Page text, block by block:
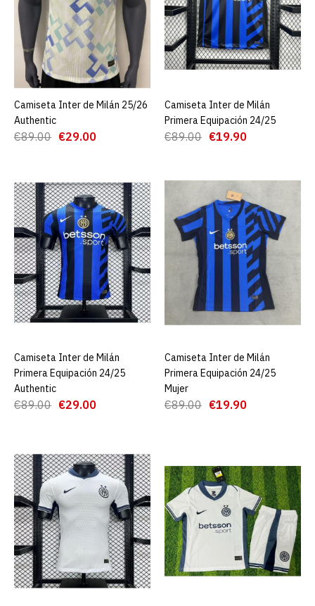
AGREGAR AL CARRO
ADD TO COMPARE
ADD TO WISHLIST
Camiseta Inter de Milán
Primera Equipación 24/25
€89.00 €19.90
AGREGAR AL CARRO
ADD TO COMPARE
ADD TO WISHLIST
Camiseta Inter de Milán
Primera Equipación 24/25
€89.00
ADD TO WISHLIST
Camiseta Inter de Milán
Primera Equipación 24/25
Mujer
AGREGAR AL CARRO
Camiseta Inter de Milán 25/26
Authentic
€89.00 €29.00
AGREGAR AL CARRO
Camiseta Inter de Milán
Primera Equipación 24/25
€89.00 €19.90
AGREGAR AL CARRO
Camiseta Inter de Milán
Primera Equipación 24/25
Authentic
€89.00 €29.00
AGREGAR AL CARRO
Camiseta Inter de Milán
Primera Equipación 24/25
Mujer
€89.00 €19.90